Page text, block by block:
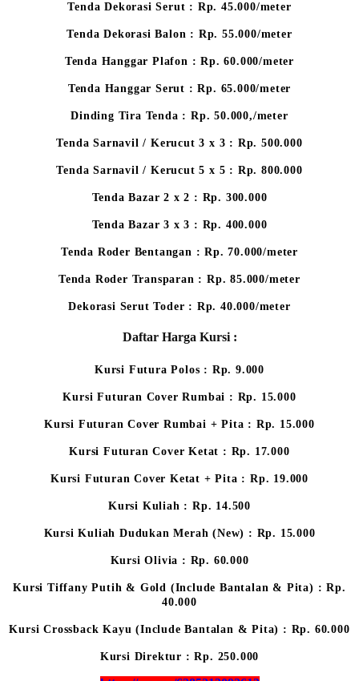
Tenda Dekorasi Serut : Rp. 45.000/meter
Tenda Dekorasi Balon : Rp. 55.000/meter
Tenda Hanggar Plafon : Rp. 60.000/meter
Tenda Hanggar Serut : Rp. 65.000/meter
Dinding Tira Tenda : Rp. 50.000,/meter
Tenda Sarnavil / Kerucut 3 x 3 : Rp. 500.000
Tenda Sarnavil / Kerucut 5 x 5 : Rp. 800.000
Tenda Bazar 2 x 2 : Rp. 300.000
Tenda Bazar 3 x 3 : Rp. 400.000
Tenda Roder Bentangan : Rp. 70.000/meter
Tenda Roder Transparan : Rp. 85.000/meter
Dekorasi Serut Toder : Rp. 40.000/meter
Daftar Harga Kursi :
Kursi Futura Polos : Rp. 9.000
Kursi Futuran Cover Rumbai : Rp. 15.000
Kursi Futuran Cover Rumbai + Pita : Rp. 15.000
Kursi Futuran Cover Ketat : Rp. 17.000
Kursi Futuran Cover Ketat + Pita : Rp. 19.000
Kursi Kuliah : Rp. 14.500
Kursi Kuliah Dudukan Merah (New) : Rp. 15.000
Kursi Olivia : Rp. 60.000
Kursi Tiffany Putih & Gold (Include Bantalan & Pita) : Rp.
40.000
Kursi Crossback Kayu (Include Bantalan & Pita) : Rp. 60.000
Kursi Direktur : Rp. 250.000